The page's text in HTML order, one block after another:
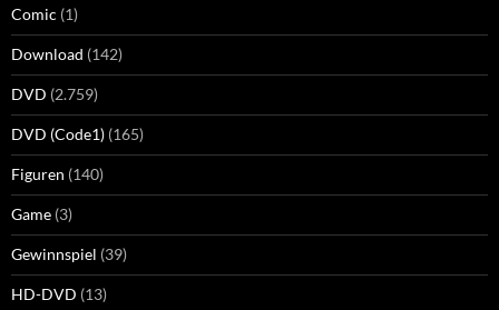
Comic (1)
Download (142)
DVD (2.759)
DVD (Code1) (165)
Figuren (140)
Game (3)
Gewinnspiel (39)
HD-DVD (13)